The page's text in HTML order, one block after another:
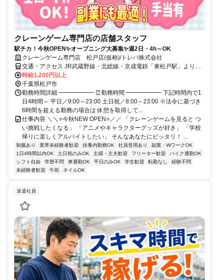
クレーンゲーム専門店の店舗スタッフ
駅チカ！今秋OPEN✨オープニング大募集✨週2日・4h～OK
クレーンゲーム専門店 松戸店(仮称)/トレバ株式会社
交通・アクセス JR武蔵野線・北総線・京成電鉄「東松戸駅」より徒
歩14分 ＊車・自転車通勤可
時給1,200円以上
千葉県松戸市
勤務時間詳細 ━━━━━━ ⏰勤務時間 ━━━━━━ 下記時間内で1
日4時間～ 平日／9:00～23:00 土日祝／8:00～23:00 ※法令に基づき
6時間を超える勤務の場合は 休憩を取得して...
仕事内容 ＼＼⭐今秋NEW OPEN⭐／／ 「クレーンゲームを見ると つ
い挑戦したくなる」 「アニメやキャラクターグッズが好き」 「学校
帰りに楽しくアルバイトしたい」 そんなあなたにピッタリ！ ...
制服あり 業界未経験者歓迎 扶養内勤務OK 社員登用あり
副業・WワークOK
1日4時間以内OK
土日祝のみOK 主婦・主夫歓迎 フリーター歓迎
バイク通勤OK
シフト自由
学歴不問 車通勤OK 平日のみOK 学生歓迎 転勤なし
経験不問
未経験者歓迎
午前 ネイルOK
派遣社員